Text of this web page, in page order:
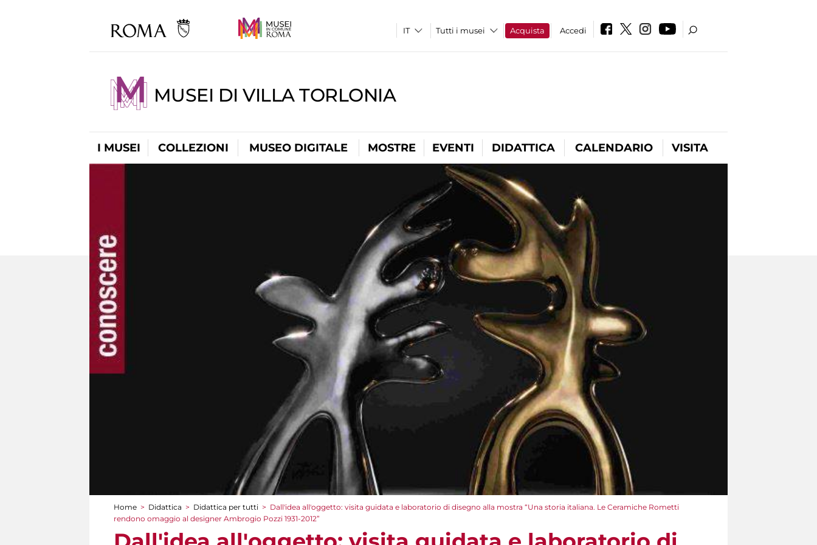
Tutti i musei Acquista Accedi
MUSEI DI VILLA TORLONIA
I MUSEI COLLEZIONI MUSEO DIGITALE MOSTRE EVENTI DIDATTICA CALENDARIO VISITA
Tu sei qui
Home > Didattica > Didattica per tutti > Dall'idea all'oggetto: visita guidata e laboratorio di disegno alla mostra “Una storia italiana. Le Ceramiche Rometti
rendono omaggio al designer Ambrogio Pozzi 1931-2012”